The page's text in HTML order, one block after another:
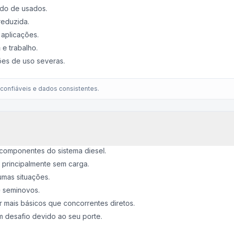
de usados.
trabalho.
de uso severas.
e dados consistentes.
do sistema diesel.
sem carga.
situações.
básicos que concorrentes diretos.
desafio devido ao seu porte.